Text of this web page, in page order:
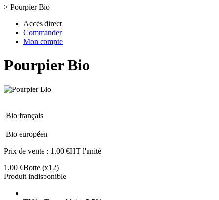
> Pourpier Bio
Accès direct
Commander
Mon compte
Pourpier Bio
Bio français
Bio européen
Prix de vente : 1.00 €HT l'unité
1.00 €Botte (x12)
Produit indisponible